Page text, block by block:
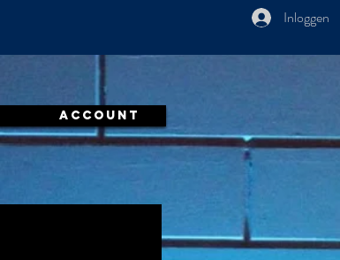
Inloggen
ACCOUNT